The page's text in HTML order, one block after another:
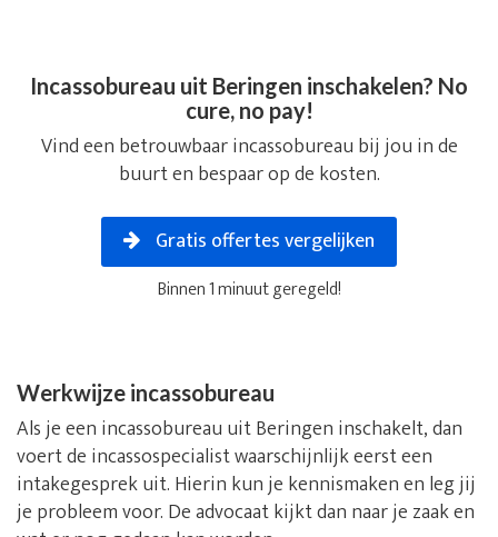
Incassobureau uit Beringen inschakelen? No
cure, no pay!
Vind een betrouwbaar incassobureau bij jou in de
buurt en bespaar op de kosten.
Gratis offertes vergelijken
Binnen 1 minuut geregeld!
Werkwijze incassobureau
Als je een incassobureau uit Beringen inschakelt, dan
voert de incassospecialist waarschijnlijk eerst een
intakegesprek uit. Hierin kun je kennismaken en leg jij
je probleem voor. De advocaat kijkt dan naar je zaak en